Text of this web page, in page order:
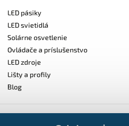
LED pásiky
LED svietidlá
Solárne osvetlenie
Ovládače a príslušenstvo
LED zdroje
Lišty a profily
Blog